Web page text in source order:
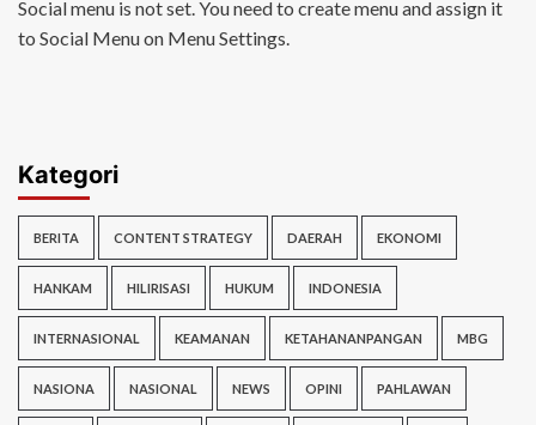
Social menu is not set. You need to create menu and assign it
to Social Menu on Menu Settings.
Kategori
BERITA CONTENT STRATEGY DAERAH EKONOMI
HANKAM HILIRISASI HUKUM INDONESIA
INTERNASIONAL KEAMANAN KETAHANANPANGAN MBG
NASIONA NASIONAL NEWS OPINI PAHLAWAN